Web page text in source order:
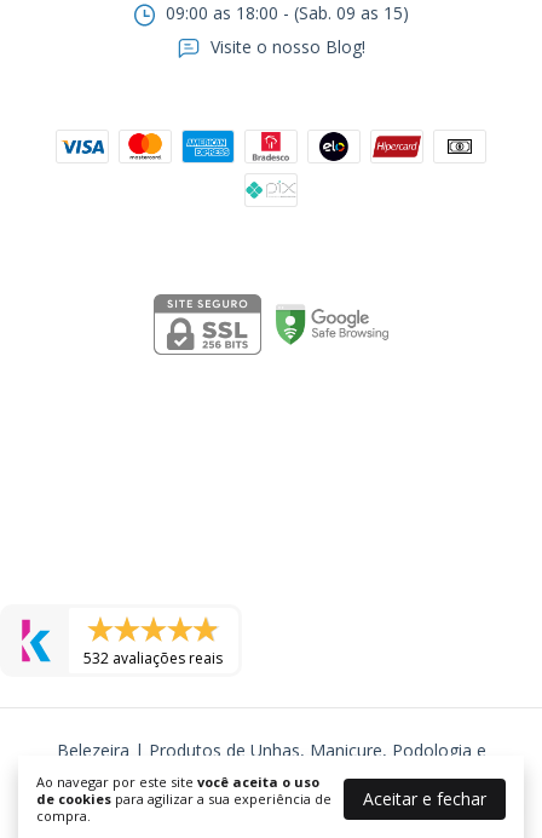
Ao navegar por este site você aceita o uso
de cookies para agilizar a sua experiência de
compra.
Aceitar e fechar
09:00 as 18:00 - (Sab. 09 as 15)
Visite o nosso Blog!
532 avaliações reais
Belezeira | Produtos de Unhas, Manicure, Podologia e
Cosmeticos
©2026. BELEZEIRA - J R TORRES COSMETICOS LTDA - 24577725000105.
Todos os direitos reservados.